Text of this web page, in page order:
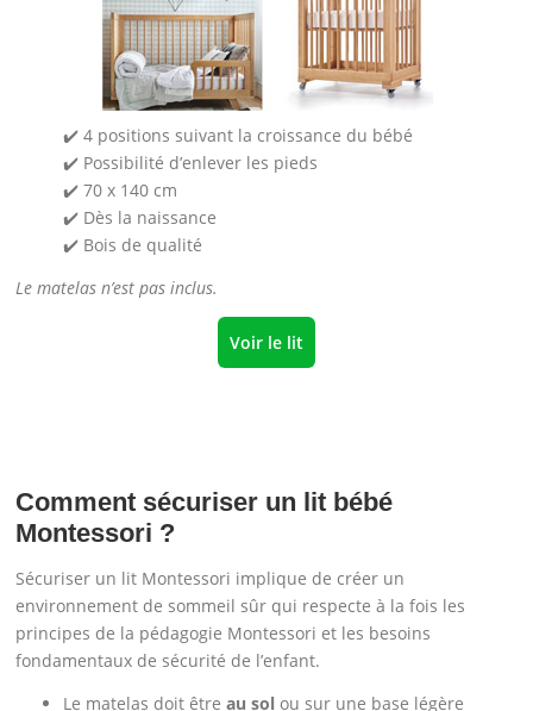
✔️ 4 positions suivant la croissance du bébé
✔️ Possibilité d’enlever les pieds
✔️ 70 x 140 cm
✔️ Dès la naissance
✔️ Bois de qualité
Le matelas n’est pas inclus.
Voir le lit
Comment sécuriser un lit bébé
Montessori ?
Sécuriser un lit Montessori implique de créer un
environnement de sommeil sûr qui respecte à la fois les
principes de la pédagogie Montessori et les besoins
fondamentaux de sécurité de l’enfant.
Le matelas doit êtreau solou sur une base légère